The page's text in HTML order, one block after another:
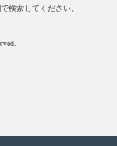
検索してください。